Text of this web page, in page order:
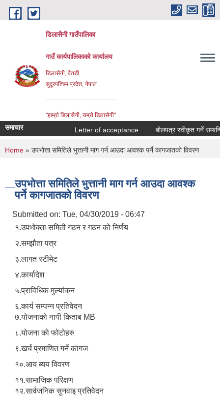
Skip to main content
डिलासैनी गाउँपालिका
गाउँ कार्यपालिकाको कार्यालय
डिलासैनी, बैतडी
सुदूरपश्चिम प्रदेश, नेपाल
"हाम्राे डिलासैनी, राम्राे डिलासैनी"
समाचार Letter of acceptance बोलपत्र स्वीकृत गर्ने सम्बन्धि
You are here
Home » उपभोत्ता समितिले भुत्तानी माग गर्न आउदा आवश्क पर्ने कागजातकाे विवरण
उपभोत्ता समितिले भुत्तानी माग गर्न आउदा आवश्क
पर्ने कागजातकाे विवरण
Submitted on: Tue, 04/30/2019 - 06:47
१.उपभोक्ता समिती गठन र गठन को निर्णय
२.सम्झौता पत्र
३.लागत स्टीमेट
४.कार्यादेश
५.प्राविधिक मुल्यांकन
६.कार्य सम्पन्न प्रतिवेदन
७.योजनाको नापी किताब MB
८.योजना को फोटोहरु
९.खर्च प्रमाणित गर्ने कागज
१०.आय ब्यय विवरण
११.सामाजिक परिक्षण
१२.सार्वजनिक सुनवाइ प्रतिवेदन